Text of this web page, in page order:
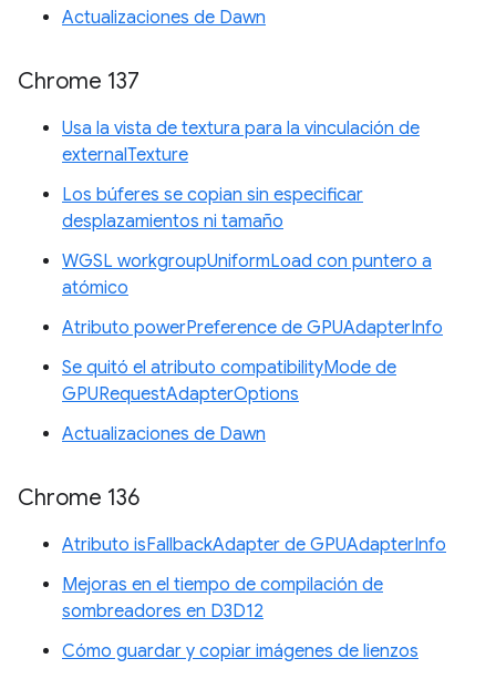
Actualizaciones de Dawn
Chrome 137
Usa la vista de textura para la vinculación de
externalTexture
Los búferes se copian sin especificar
desplazamientos ni tamaño
WGSL workgroupUniformLoad con puntero a
atómico
Atributo powerPreference de GPUAdapterInfo
Se quitó el atributo compatibilityMode de
GPURequestAdapterOptions
Actualizaciones de Dawn
Chrome 136
Atributo isFallbackAdapter de GPUAdapterInfo
Mejoras en el tiempo de compilación de
sombreadores en D3D12
Cómo guardar y copiar imágenes de lienzos